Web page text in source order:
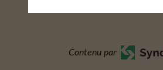
Contenu par